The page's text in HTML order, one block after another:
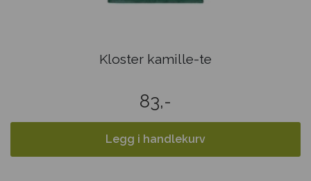
Kloster kamille-te
83,-
Legg i handlekurv